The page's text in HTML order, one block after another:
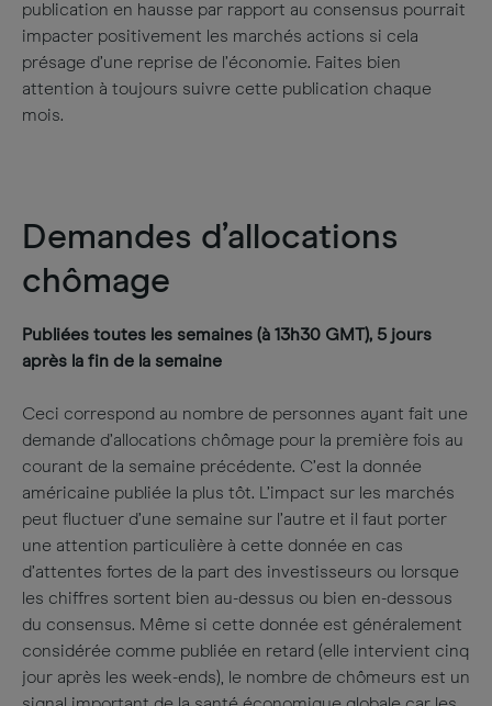
publication en hausse par rapport au consensus pourrait
impacter positivement les marchés actions si cela
présage d’une reprise de l’économie. Faites bien
attention à toujours suivre cette publication chaque
mois.
Demandes d’allocations
chômage
Publiées toutes les semaines (à 13h30 GMT), 5 jours
après la fin de la semaine
Ceci correspond au nombre de personnes ayant fait une
demande d’allocations chômage pour la première fois au
courant de la semaine précédente. C’est la donnée
américaine publiée la plus tôt. L’impact sur les marchés
peut fluctuer d’une semaine sur l’autre et il faut porter
une attention particulière à cette donnée en cas
d’attentes fortes de la part des investisseurs ou lorsque
les chiffres sortent bien au-dessus ou bien en-dessous
du consensus. Même si cette donnée est généralement
considérée comme publiée en retard (elle intervient cinq
jour après les week-ends), le nombre de chômeurs est un